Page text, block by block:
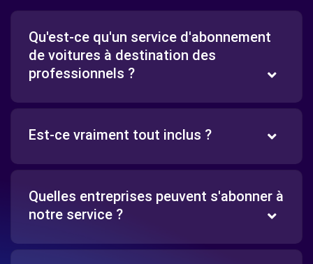
Qu'est-ce qu'un service d'abonnement
de voitures à destination des
professionnels ?
Est-ce vraiment tout inclus ?
Quelles entreprises peuvent s'abonner à
notre service ?